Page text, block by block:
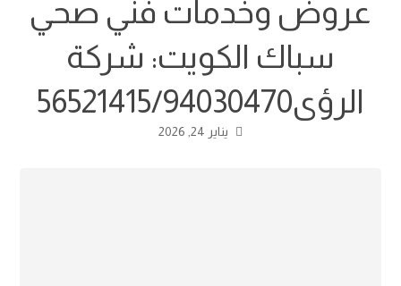
عروض وخدمات فني صحي
سباك الكويت: شركة
الرؤى56521415/94030470
يناير 24, 2026